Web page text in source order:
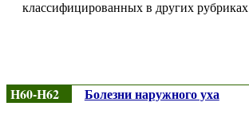
классифицированных в других рубриках
H60-H62 Болезни наружного уха